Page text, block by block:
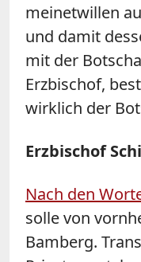
meinetwillen
und damit
mit der
Erzbischof,
wirklich der
Erzbischof
Nach den
solle von
Bamberg.